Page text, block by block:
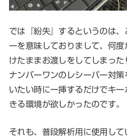
では『紛失』するというのは
ーを意味しておりまして、何
けたままお渡しをしてしまっ
ナンバーワンのレシーバー対
いたい時に一挿するだけでキ
きる環境が欲しかったのです。
それも、普段解析用に使用し